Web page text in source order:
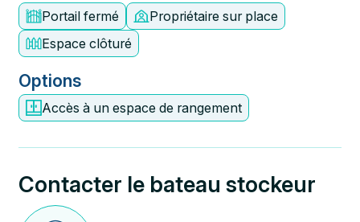
Portail fermé
Propriétaire sur place
Espace clôturé
Options
Accès à un espace de rangement
Contacter le bateau stockeur